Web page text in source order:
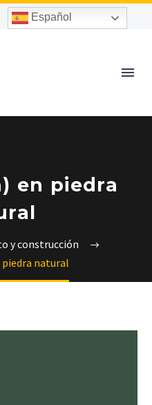
en piedra
y construcción
piedra natural
Español